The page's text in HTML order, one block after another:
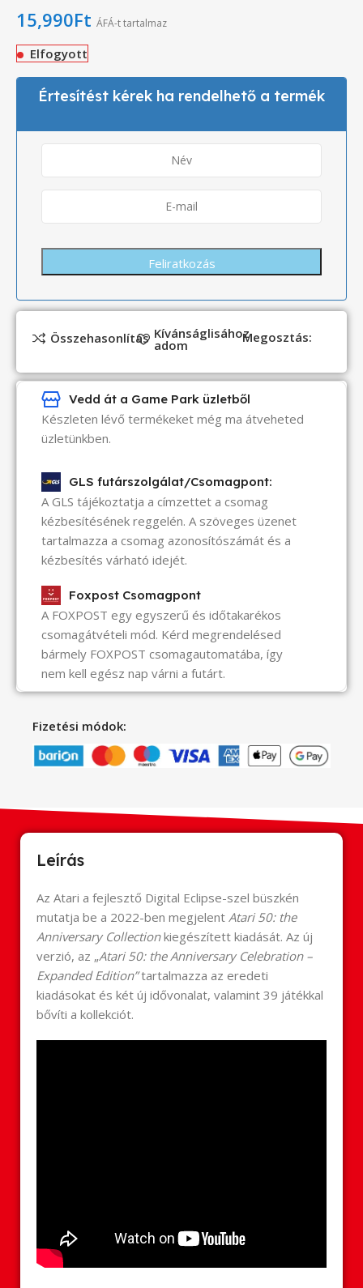
15,990Ft ÁFÁ-t tartalmaz
Elfogyott
Értesítést kérek ha rendelhető a termék
Összehasonlítás Kívánságlisához
adom Megosztás:
Vedd át a Game Park üzletből
Készleten lévő termékeket még ma átveheted
üzletünkben.
GLS futárszolgálat/Csomagpont:
A GLS tájékoztatja a címzettet a csomag
kézbesítésének reggelén. A szöveges üzenet
tartalmazza a csomag azonosítószámát és a
kézbesítés várható idejét.
Foxpost Csomagpont
A FOXPOST egy egyszerű és időtakarékos
csomagátvételi mód. Kérd megrendelésed
bármely FOXPOST csomagautomatába, így
nem kell egész nap várni a futárt.
Fizetési módok:
Leírás
Az Atari a fejlesztő Digital Eclipse-szel büszkén
mutatja be a 2022-ben megjelentAtari 50: the
Anniversary Collectionkiegészített kiadását. Az új
verzió, az „Atari 50: the Anniversary Celebration –
Expanded Edition”tartalmazza az eredeti
kiadásokat és két új idővonalat, valamint 39 játékkal
bővíti a kollekciót.